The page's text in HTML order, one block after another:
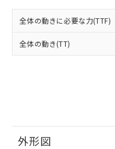
全体の動きに必要な力(TTF)
全体の動き(TT)
外形図
および当社
品・サービ
をご了承く
※当社の共
下記の非含有証
とができます。
EU RoHS指令
物質の対応では
荷製品に未対応